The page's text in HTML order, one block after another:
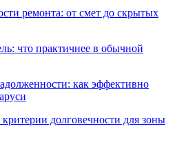
ремонта: от смет до скрытых
что практичнее в обычной
как эффективно
долговечности для зоны